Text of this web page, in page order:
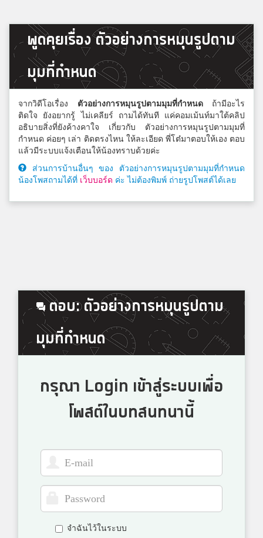
พูดคุยเรื่อง ตัวอย่างการหมุนรูปตาม
มุมที่กำหนด
จากวิดีโอเรื่อง ตัวอย่างการหมุนรูปตามมุมที่กำหนดถ้ามีอะไร
ติดใจ ยังอยากรู้ ไม่เคลียร์ ถามได้ทันที แค่คอมเม้นท์มาใต้คลิป
อธิบายสิ่งที่ยังค้างคาใจ เกี่ยวกับ ตัวอย่างการหมุนรูปตามมุมที่
กำหนด ค่อยๆ เล่า ติดตรงไหน ให้ละเอียด พี่โต๋มาตอบให้เอง ตอบ
แล้วมีระบบแจ้งเตือนให้น้องทราบด้วยค่ะ
ส่วนการบ้านอื่นๆ ของ ตัวอย่างการหมุนรูปตามมุมที่กำหนด
น้องโพสถามได้ที่ เว็บบอร์ด ค่ะ ไม่ต้องพิมพ์ ถ่ายรูปโพสต์ได้เลย
ตอบ: ตัวอย่างการหมุนรูปตาม
มุมที่กำหนด
กรุณา Login เข้าสู่ระบบเพื่อ
โพสต์ในบทสนทนานี้
จำฉันไว้ในระบบ